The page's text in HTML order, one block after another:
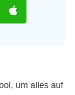
um alles auf